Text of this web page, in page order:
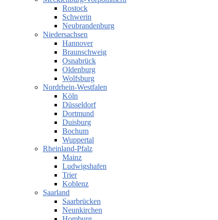
Rostock
Schwerin
Neubrandenburg
Niedersachsen
Hannover
Braunschweig
Osnabrück
Oldenburg
Wolfsburg
Nordrhein-Westfalen
Köln
Düsseldorf
Dortmund
Duisburg
Bochum
Wuppertal
Rheinland-Pfalz
Mainz
Ludwigshafen
Trier
Koblenz
Saarland
Saarbrücken
Neunkirchen